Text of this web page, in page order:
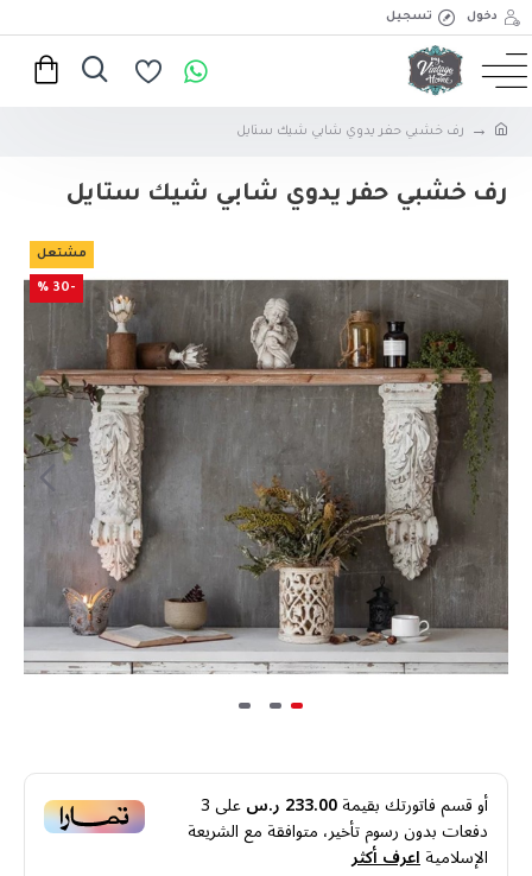
دخول تسجيل
رف خشبي حفر يدوي شابي شيك ستايل
رف خشبي حفر يدوي شابي شيك ستايل
مشتعل
-30 %
أو قسم فاتورتك بقيمة233.00 ر.س على3
دفعات بدون رسوم تأخير، متوافقة مع الشريعة
الإسلاميةاعرف أكثر